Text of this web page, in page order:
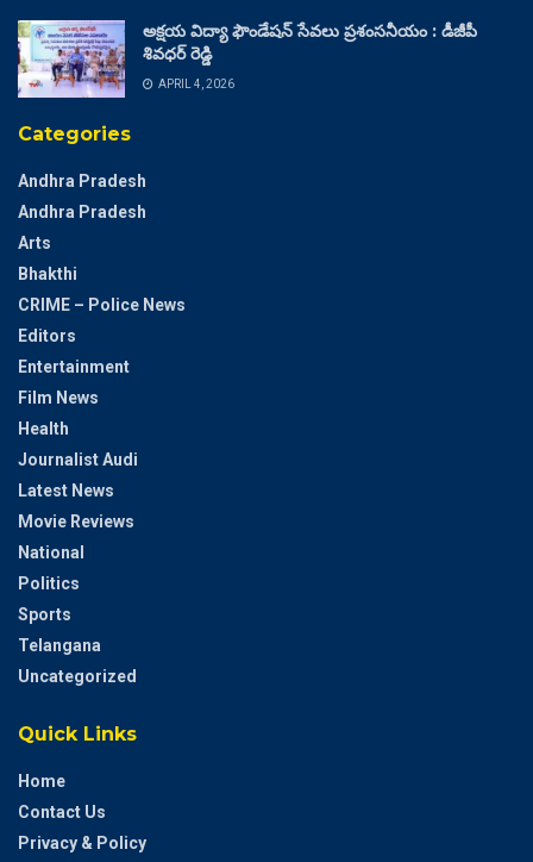
అక్షయ విద్యా ఫౌండేషన్ సేవలు ప్రశంసనీయం : డీజీపీ
శివధర్ రెడ్డి
APRIL 4, 2026
Categories
Andhra Pradesh
Andhra Pradesh
Arts
Bhakthi
CRIME – Police News
Editors
Entertainment
Film News
Health
Journalist Audi
Latest News
Movie Reviews
National
Politics
Sports
Telangana
Uncategorized
Quick Links
Home
Contact Us
Privacy & Policy